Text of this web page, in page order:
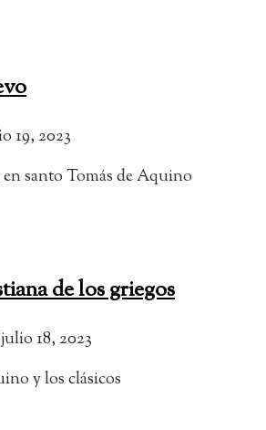
19, 2023
santo Tomás de Aquino
de los griegos
julio 18, 2023
y los clásicos